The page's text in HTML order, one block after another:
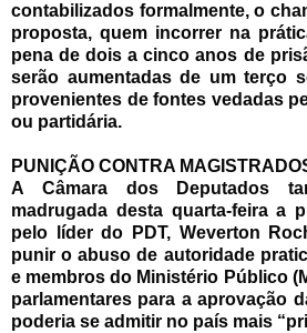
contabilizados formalmente, o
proposta, quem incorrer na
pena de dois a cinco anos de
serão aumentadas de um terço
provenientes de fontes vedadas
ou partidária.
PUNIÇÃO CONTRA
A Câmara dos Deputados
madrugada desta quarta-feira a
pelo líder do PDT, Weverton
punir o abuso de autoridade
e membros do Ministério Público
parlamentares para a aprovação
poderia se admitir no país mais